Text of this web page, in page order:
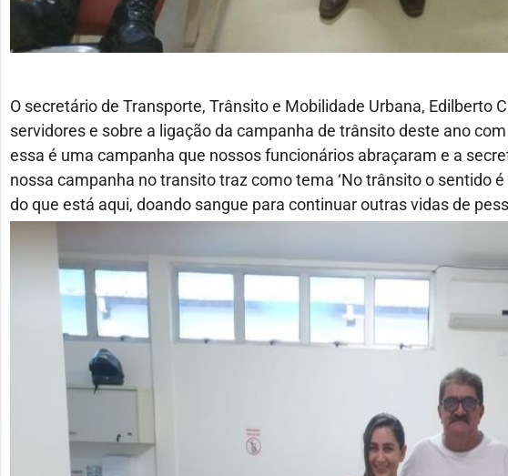
O secretário de Transporte, Trânsito e Mobilidade Urbana, Edilberto
servidores e sobre a ligação da campanha de trânsito deste ano
essa é uma campanha que nossos funcionários abraçaram e a
nossa campanha no transito traz como tema ‘No trânsito o sentido
do que está aqui, doando sangue para continuar outras vidas de